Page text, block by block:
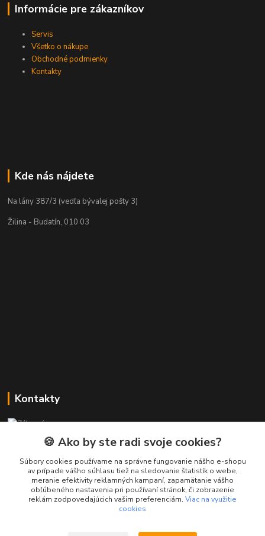
Informácie pre zákazníkov
Servis
Všetko o nákupe
Obchodné podmienky
Kontakty
Kde nás nájdete
Na lány 387/3 (vedľa bývalej pošty 3)
Žilina - Budatín, 010 03
Kontakty
+421 911 010 560
Po-Pia, 13-17 hod.
info@presmartfon.sk
🍪 Ako by ste radi svoje cookies?
Súbory cookies používame na správne fungovanie nášho e-shopu
av prípade vášho súhlasu tiež na sledovanie štatistík o webe,
meranie efektivity reklamných kampaní, zapamätanie vášho
obľúbeného nastavenia pri používaní stránok, či zobrazenie
reklám zodpovedajúcich vašim preferenciám. Viac na využitie
cookies